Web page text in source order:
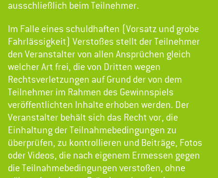
ausschließlich beim Teilnehmer.
Im Falle eines schuldhaften (Vorsatz und grobe
Fahrlässigkeit) Verstoßes stellt der Teilnehmer
den Veranstalter von allen Ansprüchen gleich
welcher Art frei, die von Dritten wegen
Rechtsverletzungen auf Grund der von dem
Teilnehmer im Rahmen des Gewinnspiels
veröffentlichten Inhalte erhoben werden. Der
Veranstalter behält sich das Recht vor, die
Einhaltung der Teilnahmebedingungen zu
überprüfen, zu kontrollieren und Beiträge, Fotos
oder Videos, die nach eigenem Ermessen gegen
die Teilnahmebedingungen verstoßen, ohne